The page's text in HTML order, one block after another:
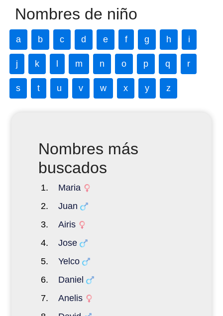
Nombres de niño
a b c d e f g h i
j k m n o p q r
s t u v w x y z
Nombres más
buscados
Maria
Juan
Airis
Jose
Yelco
Daniel
Anelis